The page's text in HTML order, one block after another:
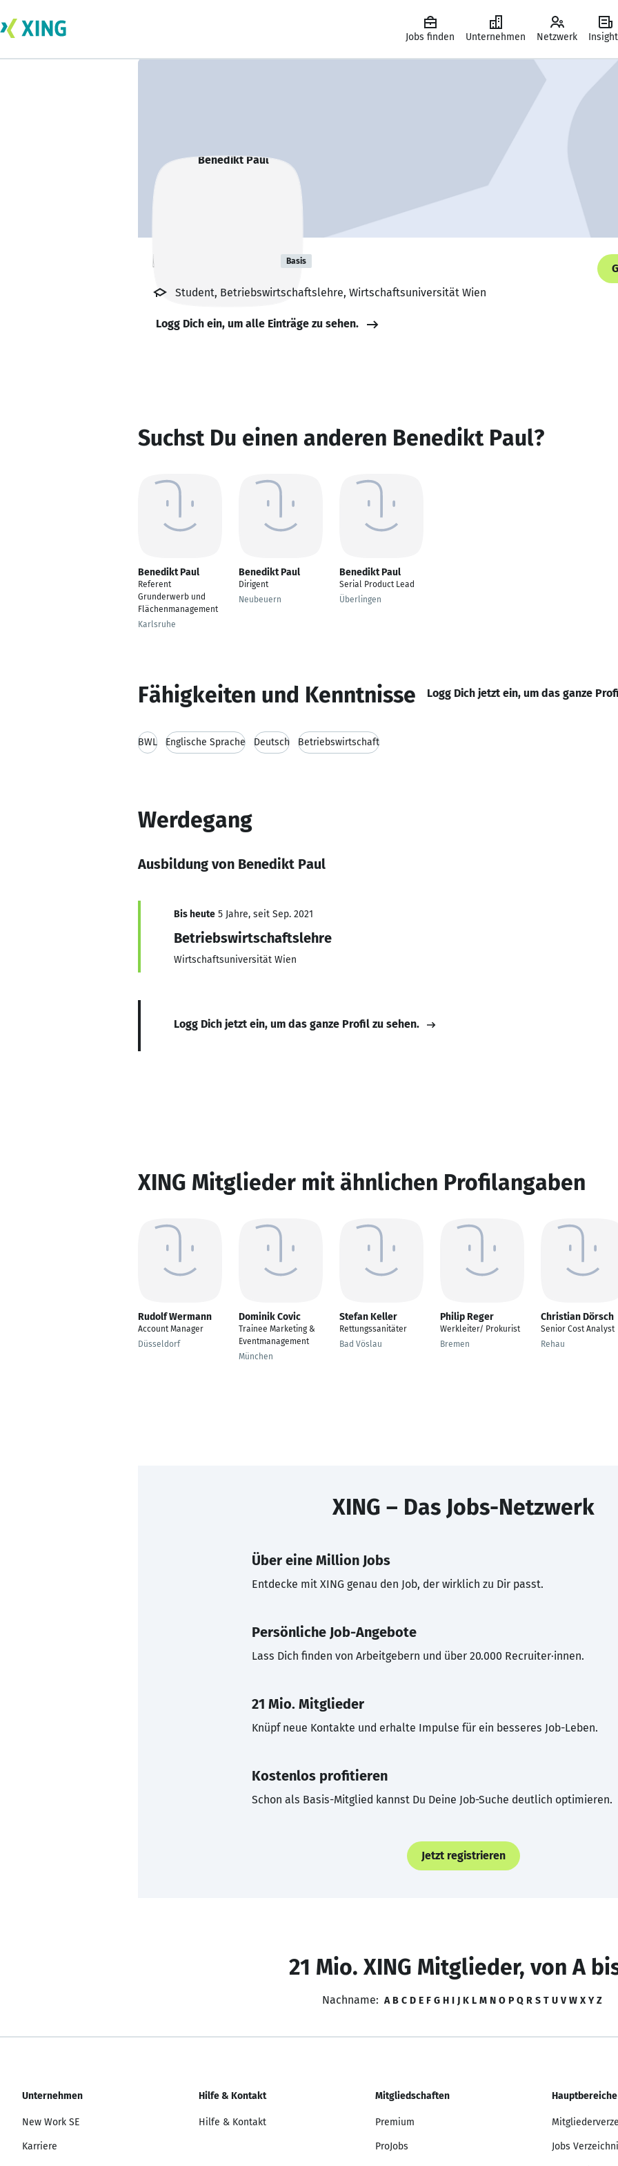
Jobs finden Unternehmen Netzwerk
Benedikt Paul Basis
Student, Betriebswirtschaftslehre, Wirtschaftsuniversität Wien
Logg Dich ein, um alle Einträge zu sehen.
Suchst Du einen anderen Benedikt Paul?
Benedikt Paul
Referent
Grunderwerb und
Flächenmanagement
Karlsruhe
Benedikt Paul
Dirigent
Neubeuern
Benedikt Paul
Serial Product Lead
Überlingen
Fähigkeiten und Kenntnisse Logg Dich jetzt ein, um das ganze
BWL Englische Sprache Deutsch Betriebswirtschaft
Werdegang
Ausbildung von Benedikt Paul
Bis heute 5 Jahre, seit Sep. 2021
Betriebswirtschaftslehre
Wirtschaftsuniversität Wien
Logg Dich jetzt ein, um das ganze Profil zu sehen.
XING Mitglieder mit ähnlichen Profilangaben
Rudolf Wermann
Account Manager
Düsseldorf
Dominik Covic
Trainee Marketing &
Eventmanagement
München
Stefan Keller
Rettungssanitäter
Bad Vöslau
Philip Reger
Werkleiter/ Prokurist
Bremen
Christian Dörsch
Senior Cost Analyst
Rehau
XING – Das Jobs-Netzwerk
Über eine Million Jobs
Entdecke mit XING genau den Job, der wirklich zu Dir passt.
Persönliche Job-Angebote
Lass Dich finden von Arbeitgebern und über 20.000 Recruiter·innen.
21 Mio. Mitglieder
Knüpf neue Kontakte und erhalte Impulse für ein besseres Job-Leben.
Kostenlos profitieren
Schon als Basis-Mitglied kannst Du Deine Job-Suche deutlich optimieren.
Jetzt registrieren
21 Mio. XING Mitglieder, von A
Nachname: A B C D E F G H I J K L M N O P Q R S T U V W X Y Z
Unternehmen
New Work SE
Karriere
Hilfe & Kontakt
Hilfe & Kontakt
Mitgliedschaften
Premium
ProJobs
Hauptbereiche
Jobs